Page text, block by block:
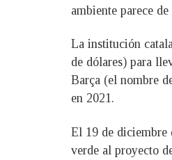
ambiente parece
La institución
de dólares) para
Barça (el nombre
en 2021.
El 19 de diciembre
verde al proyecto